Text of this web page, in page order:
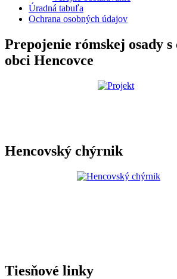
Úradná tabuľa
Ochrana osobných údajov
Prepojenie rómskej osady
obci Hencovce
Hencovský chýrnik
Tiesňové linky